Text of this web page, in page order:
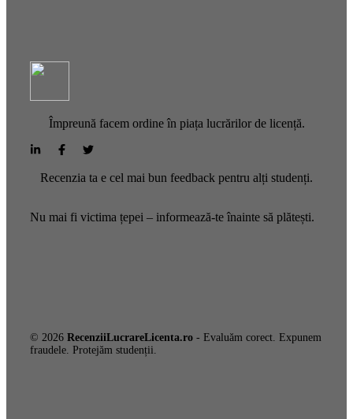
Împreună facem ordine în piața lucrărilor de licență.
Recenzia ta e cel mai bun feedback pentru alți studenți.
Nu mai fi victima țepei – informează-te înainte să plătești.
© 2026 RecenziiLucrareLicenta.ro - Evaluăm corect. Expunem
fraudele. Protejăm studenții.